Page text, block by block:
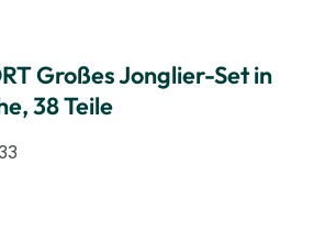
Großes Jonglier-Set in
38 Teile